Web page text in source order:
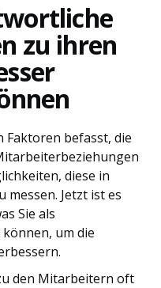
zu ihren
Faktoren befasst, die
diese in
Jetzt ist es
Sie als
um die
den Mitarbeitern oft